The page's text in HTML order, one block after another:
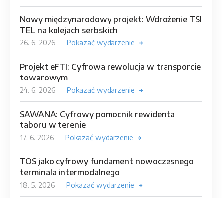
Nowy międzynarodowy projekt: Wdrożenie TSI
TEL na kolejach serbskich
26. 6. 2026 Pokazać wydarzenie
Projekt eFTI: Cyfrowa rewolucja w transporcie
towarowym
24. 6. 2026 Pokazać wydarzenie
SAWANA: Cyfrowy pomocnik rewidenta
taboru w terenie
17. 6. 2026 Pokazać wydarzenie
TOS jako cyfrowy fundament nowoczesnego
terminala intermodalnego
18. 5. 2026 Pokazać wydarzenie